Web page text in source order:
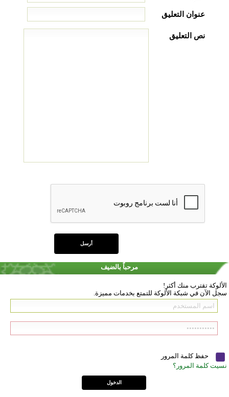
عنوان التعليق
نص التعليق
مرحباً بالضيف
الألوكة تقترب منك أكثر!
سجل الآن في شبكة الألوكة للتمتع بخدمات مميزة.
حفظ كلمة المرور
نسيت كلمة المرور؟